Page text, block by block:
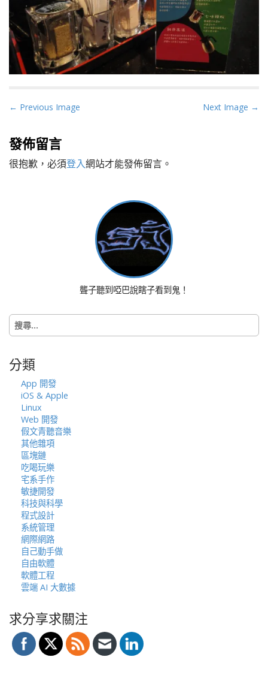
P
s
t
n
← Previous Image Next Image →
發佈留言
很抱歉，必須登入網站才能發佈留言。
聾子聽到啞巴說瞎子看到鬼！
搜
尋
字:
分類
App 開發
iOS & Apple
Linux
Web 開發
假文青聽音樂
其他雜項
區塊鏈
吃喝玩樂
宅系手作
敏捷開發
科技與科學
程式設計
系統管理
網際網路
自己動手做
自由軟體
軟體工程
雲端 AI 大數據
求分享求關注